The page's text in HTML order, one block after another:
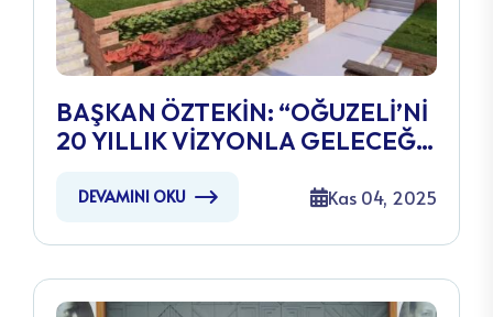
BAŞKAN ÖZTEKİN: “OĞUZELİ’Nİ
20 YILLIK VİZYONLA GELECEĞE
DEVAMINI OKU Kas 04, 2025